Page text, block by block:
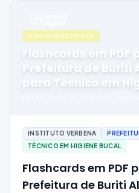
FLASHCARDS EM PDF
Flashcards em PDF
Prefeitura de Buriti
para Técnico em
INSTITUTO VERBENA
TÉCNICO EM HIGIENE BUCAL
Flashcards em PDF
Prefeitura de Buriti